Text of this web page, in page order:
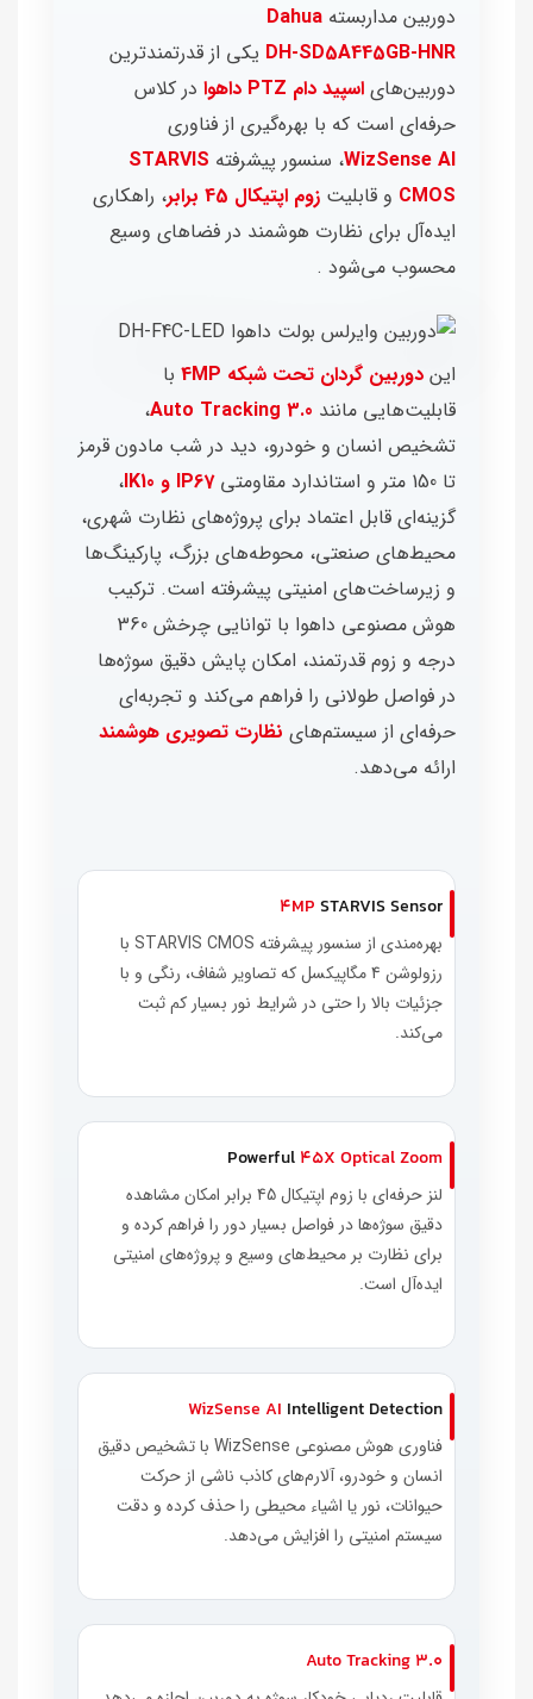
دوربین مداربسته Dahua
DH‑SD5A445GB‑HNR یکی از قدرتمندترین
دوربین‌های اسپید دام PTZ داهوا
در کلاس
حرفه‌ای است که با بهره‌گیری از فناوری
WizSense AI، سنسور پیشرفته STARVIS
CMOS و قابلیت زوم اپتیکال 45 برابر
، راهکاری
ایده‌آل برای نظارت هوشمند در فضاهای وسیع
محسوب می‌شود .
این دوربین گردان تحت شبکه 4MP
با
قابلیت‌هایی مانند Auto Tracking 3.0،
تشخیص انسان و خودرو، دید در شب مادون قرمز
تا 150 متر و استاندارد مقاومتی
IP67 و IK10
،
گزینه‌ای قابل اعتماد برای پروژه‌های نظارت شهری،
محیط‌های صنعتی، محوطه‌های بزرگ، پارکینگ‌ها
و زیرساخت‌های امنیتی پیشرفته است. ترکیب
هوش مصنوعی داهوا با توانایی چرخش 360
درجه و زوم قدرتمند، امکان پایش دقیق سوژه‌ها
در فواصل طولانی را فراهم می‌کند و تجربه‌ای
حرفه‌ای از سیستم‌های نظارت تصویری هوشمند
ارائه می‌دهد.
4MP STARVIS Sensor
بهره‌مندی از سنسور پیشرفته STARVIS CMOS با
رزولوشن 4 مگاپیکسل که تصاویر شفاف، رنگی و با
جزئیات بالا را حتی در شرایط نور بسیار کم ثبت
می‌کند.
Powerful 45X Optical Zoom
لنز حرفه‌ای با زوم اپتیکال 45 برابر امکان مشاهده
دقیق سوژه‌ها در فواصل بسیار دور را فراهم کرده و
برای نظارت بر محیط‌های وسیع و پروژه‌های امنیتی
ایده‌آل است.
WizSense AI Intelligent Detection
فناوری هوش مصنوعی WizSense با تشخیص دقیق
انسان و خودرو، آلارم‌های کاذب ناشی از حرکت
حیوانات، نور یا اشیاء محیطی را حذف کرده و دقت
سیستم امنیتی را افزایش می‌دهد.
Auto Tracking 3.0